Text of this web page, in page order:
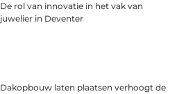
De rol van innovatie in het vak van
juwelier in Deventer
Dakopbouw laten plaatsen verhoogt de